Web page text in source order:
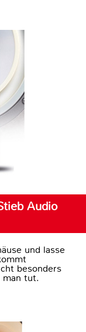
Audio
und lasse
besonders
tut.